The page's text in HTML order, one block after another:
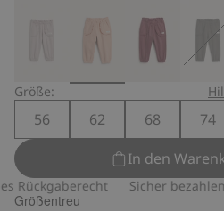
Größe:
56 62 68 74
In den
Sicher bezahlen
Größentreu